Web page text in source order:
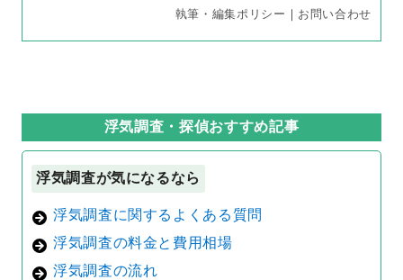
執筆・編集ポリシー ｜ お問い合わせ
浮気調査・探偵おすすめ記事
浮気調査が気になるなら
浮気調査に関するよくある質問
浮気調査の料金と費用相場
浮気調査の流れ